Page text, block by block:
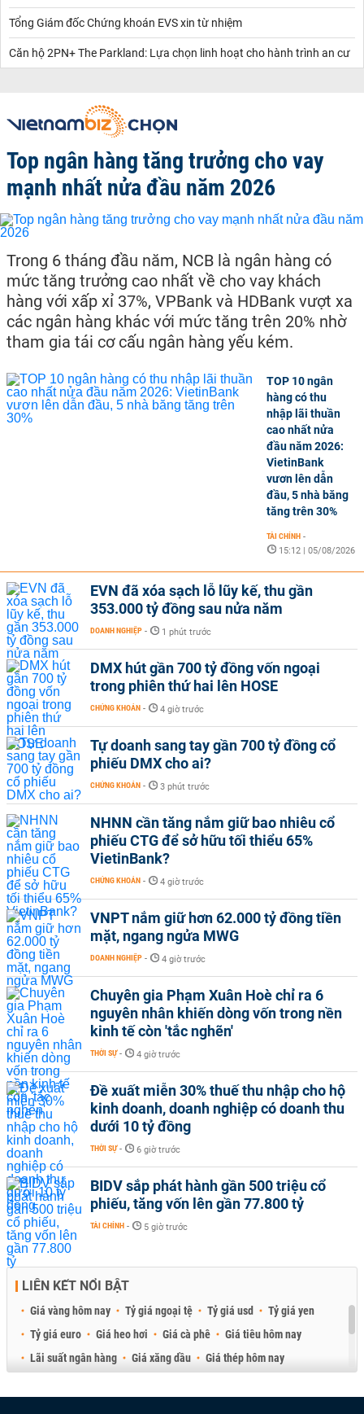
Tổng Giám đốc Chứng khoán EVS xin từ nhiệm
Căn hộ 2PN+ The Parkland: Lựa chọn linh hoạt cho hành trình an cư
Top ngân hàng tăng trưởng cho vay
mạnh nhất nửa đầu năm 2026
Trong 6 tháng đầu năm, NCB là ngân hàng có
mức tăng trưởng cao nhất về cho vay khách
hàng với xấp xỉ 37%, VPBank và HDBank vượt xa
các ngân hàng khác với mức tăng trên 20% nhờ
tham gia tái cơ cấu ngân hàng yếu kém.
TOP 10 ngân
hàng có thu
nhập lãi thuần
cao nhất nửa
đầu năm 2026:
VietinBank
vươn lên dẫn
đầu, 5 nhà băng
tăng trên 30%
TÀI CHÍNH -
15:12 | 05/08/2026
EVN đã xóa sạch lỗ lũy kế, thu gần
353.000 tỷ đồng sau nửa năm
DOANH NGHIỆP - 1 phút trước
DMX hút gần 700 tỷ đồng vốn ngoại
trong phiên thứ hai lên HOSE
CHỨNG KHOÁN - 4 giờ trước
Tự doanh sang tay gần 700 tỷ đồng cổ
phiếu DMX cho ai?
CHỨNG KHOÁN - 3 phút trước
NHNN cần tăng nắm giữ bao nhiêu cổ
phiếu CTG để sở hữu tối thiểu 65%
VietinBank?
CHỨNG KHOÁN - 4 giờ trước
VNPT nắm giữ hơn 62.000 tỷ đồng tiền
mặt, ngang ngửa MWG
DOANH NGHIỆP - 4 giờ trước
Chuyên gia Phạm Xuân Hoè chỉ ra 6
nguyên nhân khiến dòng vốn trong nền
kinh tế còn 'tắc nghẽn'
THỜI SỰ - 4 giờ trước
Đề xuất miễn 30% thuế thu nhập cho hộ
kinh doanh, doanh nghiệp có doanh thu
dưới 10 tỷ đồng
THỜI SỰ - 6 giờ trước
BIDV sắp phát hành gần 500 triệu cổ
phiếu, tăng vốn lên gần 77.800 tỷ
TÀI CHÍNH - 5 giờ trước
LIÊN KẾT NỔI BẬT
Giá vàng hôm nay Tỷ giá ngoại tệ Tỷ giá usd
Tỷ giá yen
Tỷ giá euro
Giá heo hơi Giá cà phê
Giá tiêu hôm nay
Lãi suất ngân hàng
Giá xăng dầu
Giá thép hôm nay